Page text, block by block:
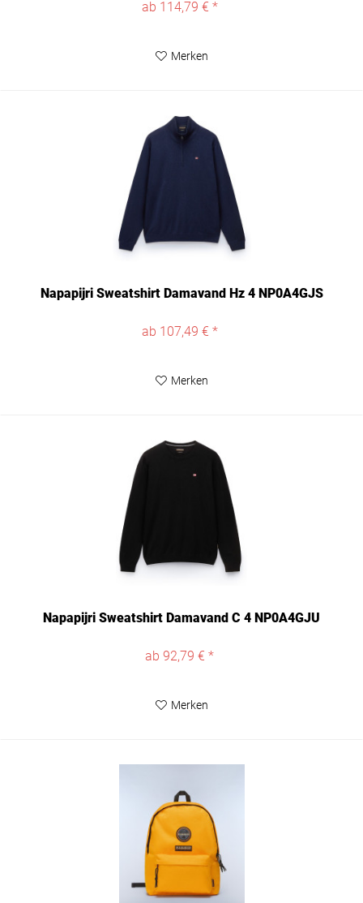
ab 114,79 € *
Merken
Napapijri Sweatshirt Damavand Hz 4 NP0A4GJS
ab 107,49 € *
Merken
Napapijri Sweatshirt Damavand C 4 NP0A4GJU
ab 92,79 € *
Merken